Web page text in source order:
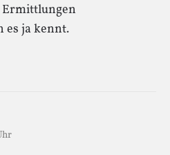
es ja kennt.